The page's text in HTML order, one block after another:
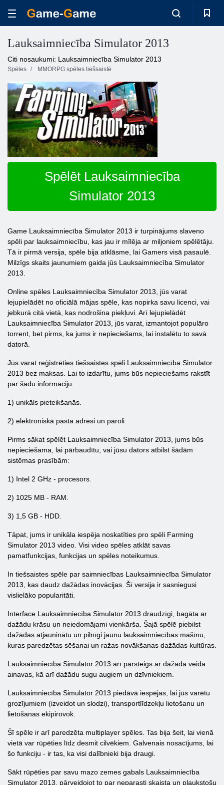
Lauksaimniecība Simulator 2013
Citi nosaukumi: Lauksaimniecība Simulator 2013
Spēles MMORPG spēles tiešsaistē
Spēlēt Lauksaimniecība
Simulator 2013
Game Lauksaimniecība Simulator 2013 ir turpinājums slaveno
spēli par lauksaimniecību, kas jau ir mīlēja ar miljoniem spēlētāju.
Tā ir pirmā versija, spēle bija atklāsme, lai Gamers visā pasaulē.
Milzīgs skaits jaunumiem gaida jūs Lauksaimniecība Simulator
2013.
Online spēles Lauksaimniecība Simulator 2013, jūs varat
lejupielādēt no oficiālā mājas spēle, kas nopirka savu licenci, vai
jebkurā citā vietā, kas nodrošina piekļuvi. Arī lejupielādēt
Lauksaimniecība Simulator 2013, jūs varat, izmantojot populāro
torrent, bet pirms, ka jums ir nepieciešams, lai instalētu to savā
datorā.
Jūs varat reģistrēties tiešsaistes spēli Lauksaimniecība Simulator
2013 bez maksas. Lai to izdarītu, jums būs nepieciešams rakstīt
par šādu informāciju:
1) unikāls pieteikšanās.
2) elektroniskā pasta adresi un paroli.
Pirms sākat spēlēt Lauksaimniecība Simulator 2013, jums būs
nepieciešama, lai pārbaudītu, vai jūsu dators atbilst šādām
sistēmas prasībām:
1) Intel 2 GHz - procesors.
2) 1025 MB - RAM.
3) 1,5 GB - HDD.
Tāpat, jums ir unikāla iespēja noskatīties pro spēli Farming
Simulator 2013 video. Visi video spēles atklāt savas
pamatfunkcijas, funkcijas un spēles noteikumus.
In tiešsaistes spēle par saimniecības Lauksaimniecība Simulator
2013, kas daudz dažādas inovācijas. Šī versija ir sasniegusi
vislielāko popularitāti.
Interface Lauksaimniecība Simulator 2013 draudzīgi, bagāta ar
dažādu krāsu un neiedomājami vienkārša. Šajā spēlē piebilst
dažādas atjauninātu un pilnīgi jaunu lauksaimniecības mašīnu,
kuras paredzētas sēšanai un ražas novākšanas dažādas kultūras.
Lauksaimniecība Simulator 2013 arī pārsteigs ar dažāda veida
ainavas, kā arī dažādu sugu augiem un dzīvniekiem.
Lauksaimniecība Simulator 2013 piedāvā iespējas, lai jūs varētu
grozījumiem (izveidot un slodzi), transportlīdzekļu lietošanu un
lietošanas ekipirovok.
Šī spēle ir arī paredzēta multiplayer spēles. Tas bija šeit, lai vienā
vietā var rūpēties līdz desmit cilvēkiem. Galvenais nosacījums, lai
šo funkciju - ir tas, ka visi dalībnieki bija draugi.
Sākt rūpēties par savu mazo zemes gabals Lauksaimniecība
Simulator 2013, pārveidojot to par neparasti skaista un plaukstošu